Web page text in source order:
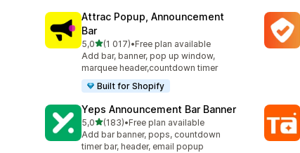
Attrac Popup, Announcement
Bar
5,0/ 5 tähteä
(1 017)
1017 arvostelua yhteensä
•Free plan available
Add bar, banner, pop up window,
marquee header,countdown timer
Built for Shopify
Yeps Announcement Bar Banner
5,0/ 5 tähteä
(183)
183 arvostelua yhteensä
•Free plan available
Add bar banner, pops, countdown
timer bar, header, email popup